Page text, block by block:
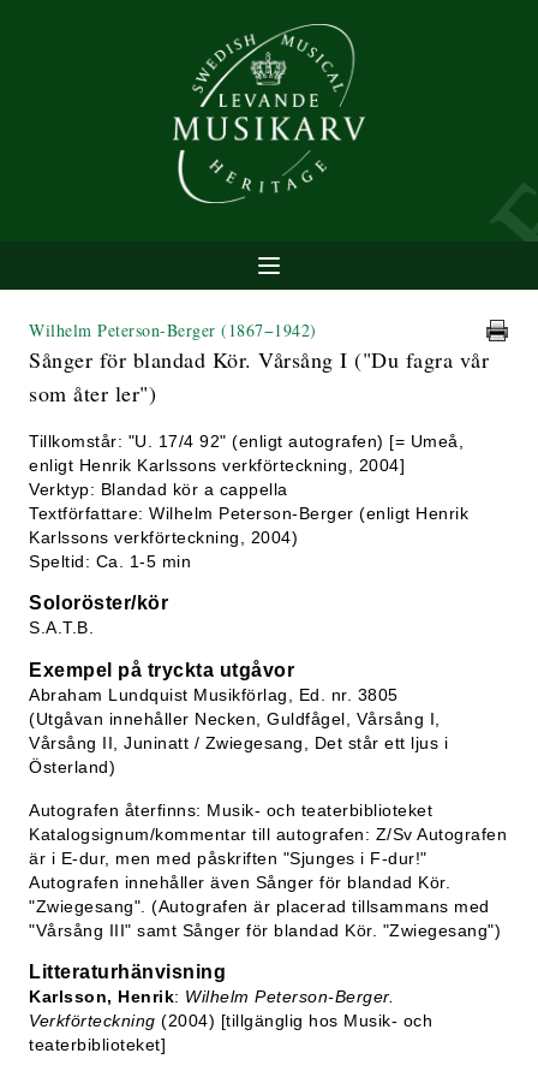
Wilhelm Peterson-Berger (1867−1942)
Sånger för blandad Kör. Vårsång I ("Du fagra vår
som åter ler")
Tillkomstår: "U. 17/4 92" (enligt autografen) [= Umeå,
enligt Henrik Karlssons verkförteckning, 2004]
Verktyp: Blandad kör a cappella
Textförfattare: Wilhelm Peterson-Berger (enligt Henrik
Karlssons verkförteckning, 2004)
Speltid: Ca. 1-5 min
Soloröster/kör
S.A.T.B.
Exempel på tryckta utgåvor
Abraham Lundquist Musikförlag, Ed. nr. 3805
(Utgåvan innehåller Necken, Guldfågel, Vårsång I,
Vårsång II, Juninatt / Zwiegesang, Det står ett ljus i
Österland)
Autografen återfinns: Musik- och teaterbiblioteket
Katalogsignum/kommentar till autografen: Z/Sv Autografen
är i E-dur, men med påskriften "Sjunges i F-dur!"
Autografen innehåller även Sånger för blandad Kör.
"Zwiegesang". (Autografen är placerad tillsammans med
"Vårsång III" samt Sånger för blandad Kör. "Zwiegesang")
Litteraturhänvisning
Karlsson, Henrik: Wilhelm Peterson-Berger.
Verkförteckning (2004) [tillgänglig hos Musik- och
teaterbiblioteket]